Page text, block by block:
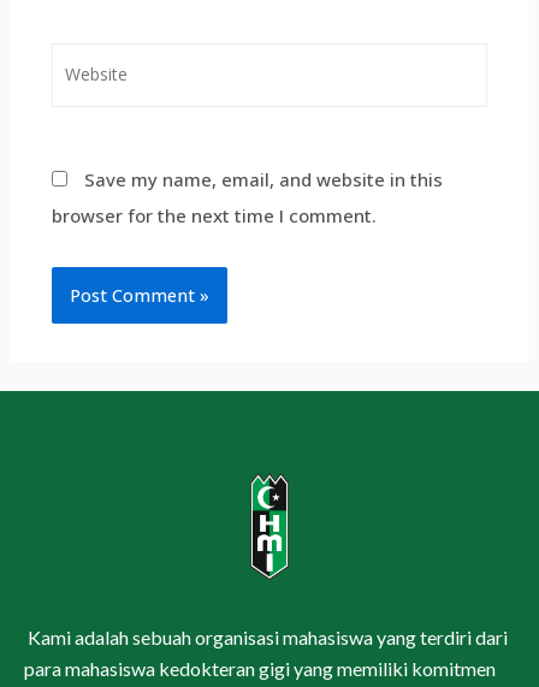
Save my name, email, and website in this
browser for the next time I comment.
Kami adalah sebuah organisasi mahasiswa yang terdiri dari
para mahasiswa kedokteran gigi yang memiliki komitmen